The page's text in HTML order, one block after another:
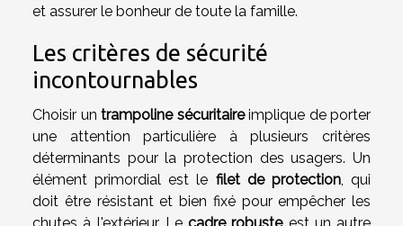
et assurer le bonheur de toute la famille.
Les critères de sécurité
incontournables
Choisir un trampoline sécuritaireimplique de porter
une attention particulière à plusieurs critères
déterminants pour la protection des usagers. Un
élément primordial est le filet de protection, qui
doit être résistant et bien fixé pour empêcher les